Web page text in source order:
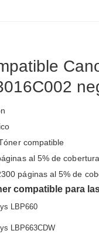
compatible
al 5% de cobertura
páginas al 5% de
compatible para
LBP660
LBP663CDW